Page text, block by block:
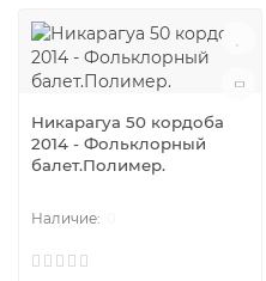
Никарагуа 50 кордоба
2014 - Фольклорный
балет.Полимер.